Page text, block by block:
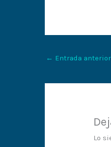
← Entrada anterior
Lo